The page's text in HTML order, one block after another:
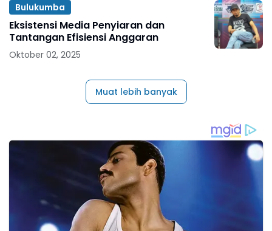
Bulukumba
Eksistensi Media Penyiaran dan
Tantangan Efisiensi Anggaran
Oktober 02, 2025
Muat lebih banyak